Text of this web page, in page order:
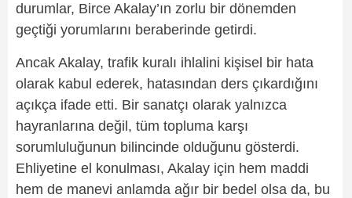
durumlar, Birce Akalay’ın zorlu bir dönemden
geçtiği yorumlarını beraberinde getirdi.
Ancak Akalay, trafik kuralı ihlalini kişisel bir hata
olarak kabul ederek, hatasından ders çıkardığını
açıkça ifade etti. Bir sanatçı olarak yalnızca
hayranlarına değil, tüm topluma karşı
sorumluluğunun bilincinde olduğunu gösterdi.
Ehliyetine el konulması, Akalay için hem maddi
hem de manevi anlamda ağır bir bedel olsa da, bu